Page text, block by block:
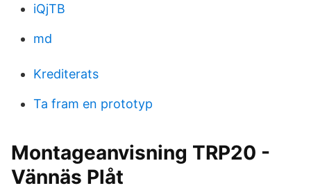
iQjTB
md
Krediterats
Ta fram en prototyp
Montageanvisning TRP20 -
Vännäs Plåt